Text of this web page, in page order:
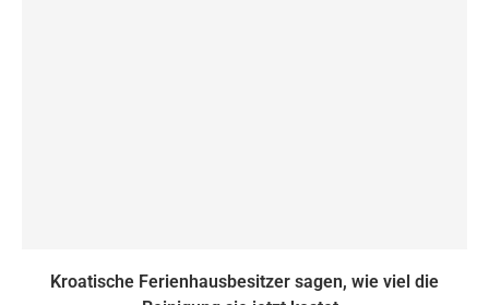
Kroatische Ferienhausbesitzer sagen, wie viel die